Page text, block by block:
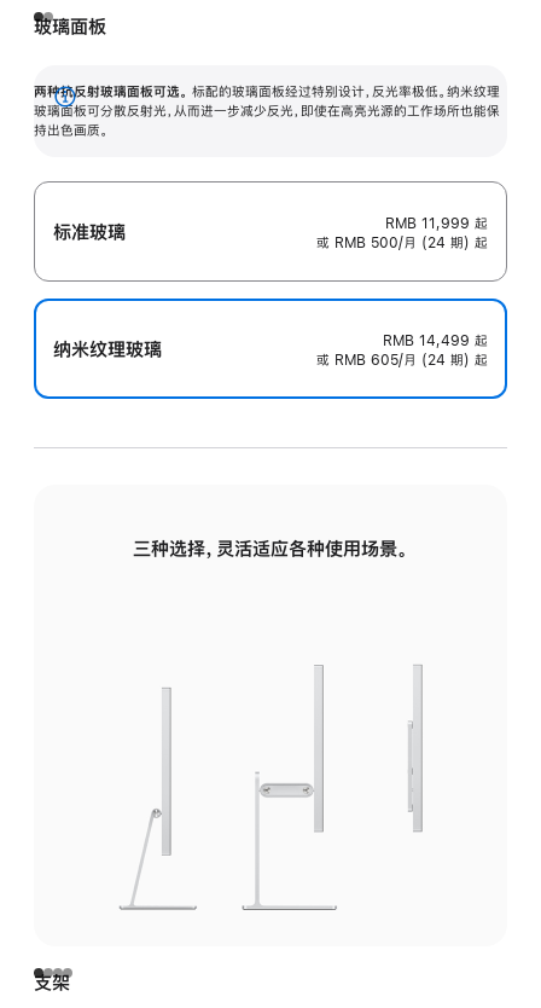
玻璃面板
两种抗反射玻璃面板可选。 标配的玻璃面板经过特别设计，反光率极低。纳米纹理
玻璃面板可分散反射光，从而进一步减少反光，即使在高亮光源的工作场所也能保
持出色画质。
展
开
标准玻璃 RMB 11,999 起
或 RMB 500/月 (24 期) 起
纳米纹理玻璃 RMB 14,499 起
或 RMB 605/月 (24 期) 起
三种选择，灵活适应各种使用场景。
支架